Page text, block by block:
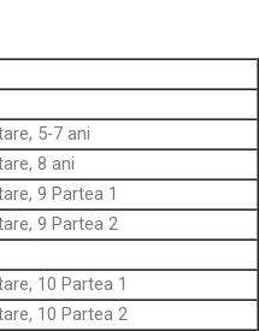
5-7 ani
8 ani
9 Partea 1
9 Partea 2
10 Partea 1
10 Partea 2